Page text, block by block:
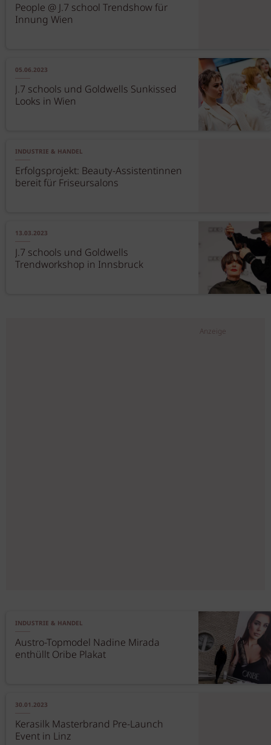
People @ J.7 school Trendshow für
Innung Wien
05.06.2023
J.7 schools und Goldwells Sunkissed
Looks in Wien
INDUSTRIE & HANDEL
Erfolgsprojekt: Beauty-Assistentinnen
bereit für Friseursalons
13.03.2023
J.7 schools und Goldwells
Trendworkshop in Innsbruck
Anzeige
INDUSTRIE & HANDEL
Austro-Topmodel Nadine Mirada
enthüllt Oribe Plakat
30.01.2023
Kerasilk Masterbrand Pre-Launch
Event in Linz